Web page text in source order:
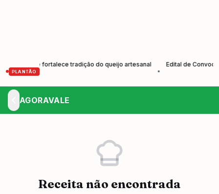
PLANTÃO
e fortalece tradição do queijo artesanal
Edital de
AGORAVALE
Receita não encontrada